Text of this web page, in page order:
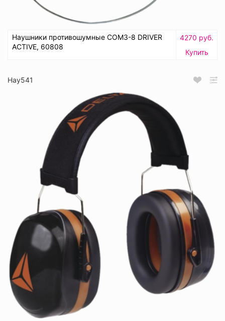
Наушники противошумные СОМЗ-8 DRIVER
ACTIVE, 60808
4270 руб.
Купить
Нау541